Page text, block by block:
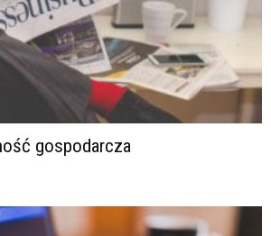
gospodarcza